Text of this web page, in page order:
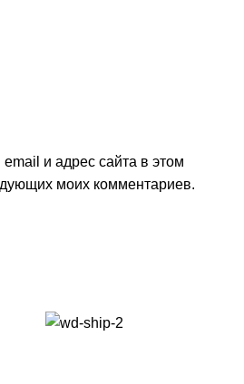
и адрес сайта в этом
моих комментариев.